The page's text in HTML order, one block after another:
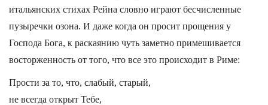
итальянских стихах Рейна словно играют бесчисленные
пузыречки озона. И даже когда он просит прощения у
Господа Бога, к раскаянию чуть заметно примешивается
восторженность от того, что все это происходит в Риме:
Прости за то, что, слабый, старый,
не всегда открыт Тебе,